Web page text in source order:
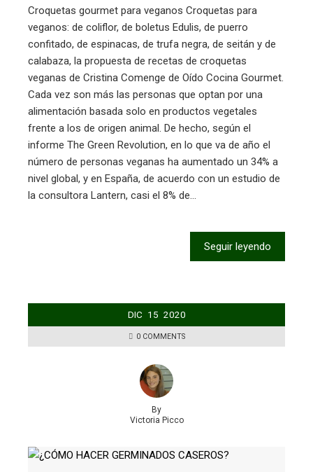
Croquetas gourmet para veganos Croquetas para
veganos: de coliflor, de boletus Edulis, de puerro
confitado, de espinacas, de trufa negra, de seitán y de
calabaza, la propuesta de recetas de croquetas
veganas de Cristina Comenge de Oído Cocina Gourmet.
Cada vez son más las personas que optan por una
alimentación basada solo en productos vegetales
frente a los de origen animal. De hecho, según el
informe The Green Revolution, en lo que va de año el
número de personas veganas ha aumentado un 34% a
nivel global, y en España, de acuerdo con un estudio de
la consultora Lantern, casi el 8% de…
Seguir leyendo
DIC 15 2020
0 COMMENTS
By
Victoria Picco